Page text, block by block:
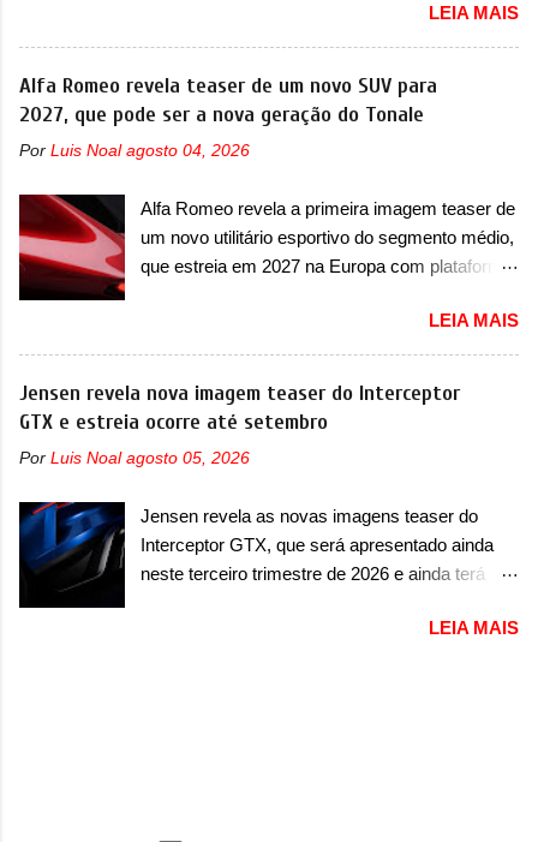
traços monolíticos retos e circulares. O
desenvolvimento do modelo ainda continua
acontecendo e a marca fala que, em relação ao
I-Pace (primeiro elétrico da Jaguar), o Type 01
ganhou uma série de aprimoramentos pelas
equipe campeã mundial de carros elétricos. A
marca comentou que o novo carro elétrico da
marca terá inversores ...
apresentou as primeiras imagens teaser de um
novo superesportivo que vai oferecer aos seus
consumidores. Trata-se do Dune, um cupê
superesportivo que terá uma proposta off-road
assim como outros esportivos recentemente
tiveram, como o Porsche 911 Dakar e o...
italiano tem grande parte no desenvolvimento
do Dune. Baseado no Huracán, o Dune nasce
com uma proposta similar ao que a marca
característico da Rezvani. Junto com as
imagens, a marca já confirmou que o Dune será
um carro muito exclusivo. Ao todo, serão
apenas sete unidades produzidas... para todo
equipado com um motor V10 Supercharger
capaz de desenvolver cerca de 800cv que
separou a performance exótica da aventura i...
LEIA MAIS
Alfa Romeo revela teaser de um novo SUV para
2027, que pode ser a nova geração do Tonale
Por Luis Noal agosto 04, 2026
Alfa Romeo revela a primeira imagem teaser de
um novo utilitário esportivo do segmento médio,
que estreia em 2027 na Europa com plataforma
imagem teaser de um novo utilitário esportivo
da marca italiana, previsto para ser lançado em
meados de 2027. O novo modelo não tem
nome ou se é uma nova geração de um modelo
apenas que o novo modelo em questão é um
foi confirmado durante a Mesa Redonda
Nacional da Indústria Automotiva, organizada
pelo Ministério dos Negócios e do Made in Italy
Cappellano, Diretor de Operações da Stellantis
LEIA MAIS
Jensen revela nova imagem teaser do Interceptor
GTX e estreia ocorre até setembro
Por Luis Noal agosto 05, 2026
Jensen revela as novas imagens teaser do
Interceptor GTX, que será apresentado ainda
neste terceiro trimestre de 2026 e ainda terá
International Automotive (abreviação de JIA)
LEIA MAIS